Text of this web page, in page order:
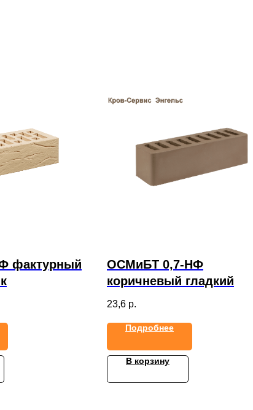
фактурный
ОСМиБТ 0,7-НФ
коричневый гладкий
23,6 р.
Подробнее
В корзину